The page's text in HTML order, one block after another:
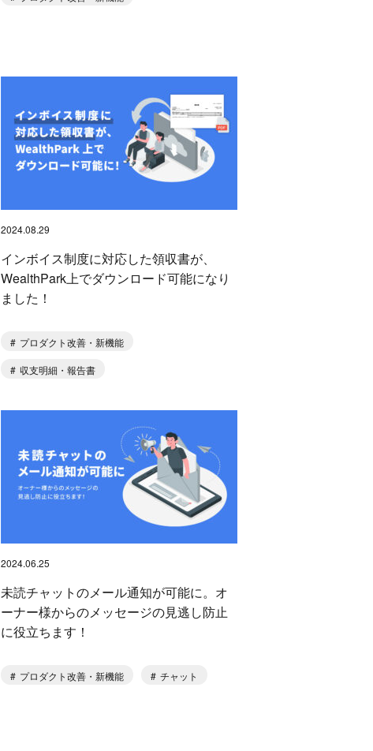
2024.08.29
インボイス制度に対応した領収書が、
WealthPark上でダウンロード可能になり
ました！
プロダクト改善・新機能
収支明細・報告書
2024.06.25
未読チャットのメール通知が可能に。オ
ーナー様からのメッセージの見逃し防止
に役立ちます！
プロダクト改善・新機能 チャット